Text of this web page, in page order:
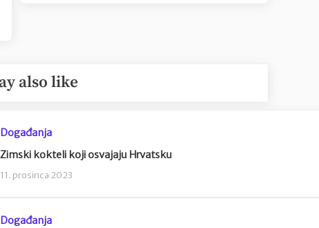
also like
Događanja
Zimski kokteli koji osvajaju Hrvatsku
11. prosinca 2023
Događanja